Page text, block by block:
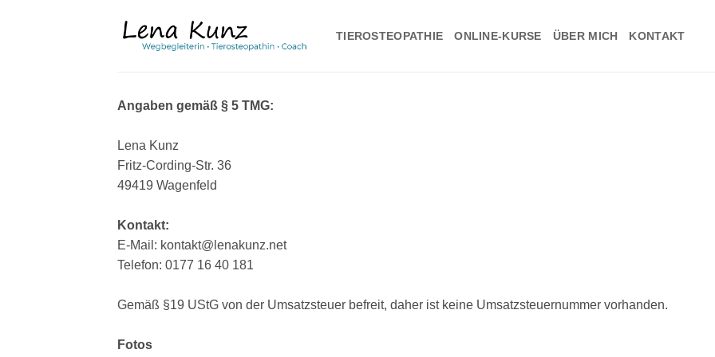
TIEROSTEOPATHIE ONLINE-KURSE ÜBER MICH KONTAKT
Angaben gemäß § 5 TMG:
Lena Kunz
Fritz-Cording-Str. 36
49419 Wagenfeld
Kontakt:
E-Mail: kontakt@lenakunz.net
Telefon: 0177 16 40 181
Gemäß §19 UStG von der Umsatzsteuer befreit, daher ist keine Umsatzsteuernummer vorhanden.
Fotos